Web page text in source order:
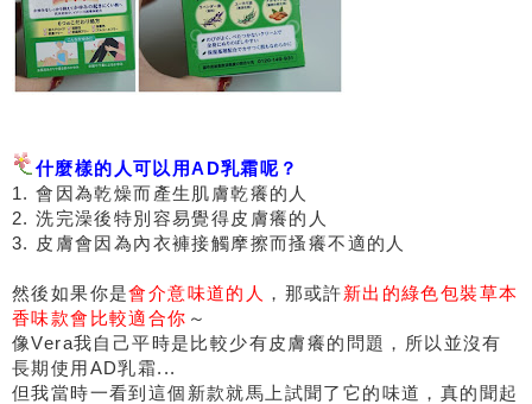
什麼樣的人可以用AD乳霜呢？
1. 會因為乾燥而產生肌膚乾癢的人
2. 洗完澡後特別容易覺得皮膚癢的人
3. 皮膚會因為內衣褲接觸摩擦而搔癢不適的人
然後如果你是會介意味道的人 ，那或許新出的綠色包裝草本
香味款會比較適合你 ～
像Vera我自己平時是比較少有皮膚癢的問題，所以並沒有
長期使用AD乳霜...
但我當時一看到這個新款就馬上試聞了它的味道，真的聞起